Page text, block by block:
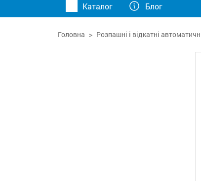
Каталог Блог
Головна Розпашні і відкатні